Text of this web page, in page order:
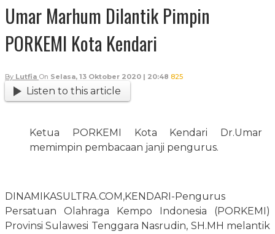
Umar Marhum Dilantik Pimpin
PORKEMI Kota Kendari
By Lutfia On Selasa, 13 Oktober 2020 | 20:48 825
Listen to this article
Ketua PORKEMI Kota Kendari Dr.Umar
memimpin pembacaan janji pengurus.
DINAMIKASULTRA.COM,KENDARI-Pengurus
Persatuan Olahraga Kempo Indonesia (PORKEMI)
Provinsi Sulawesi Tenggara Nasrudin, SH.MH melantik